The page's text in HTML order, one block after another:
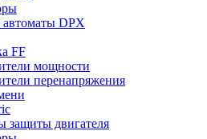
DPX
FF
мощности
перенапряжения
защиты двигателя